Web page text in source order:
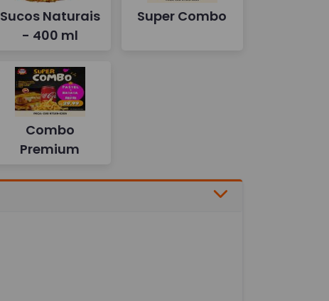
Sucos Naturais
- 400 ml
Super Combo
Combo
Premium